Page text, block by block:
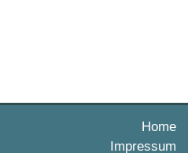
Home
Impressum